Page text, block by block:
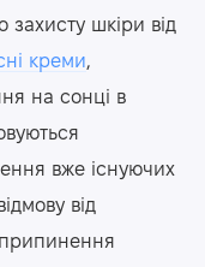
шкіри від
креми,
на сонці в
вже існуючих
від